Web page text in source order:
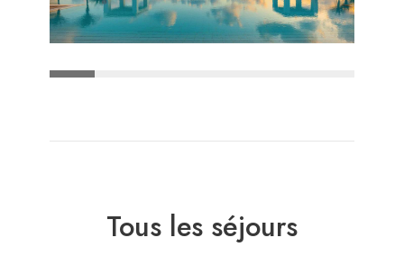
Tous les séjours